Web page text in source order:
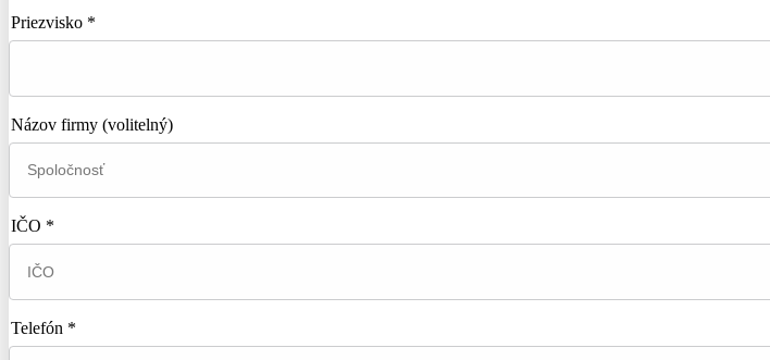
Priezvisko *
Názov firmy (volitelný)
IČO *
Telefón *